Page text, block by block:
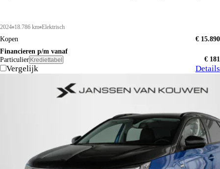
2024 18.786 km Elektrisch
Kopen
€ 15.890
Financieren p/m vanaf
Particulier Krediettabel € 181
Vergelijk Details